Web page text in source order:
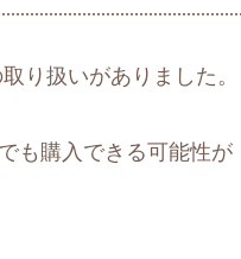
り扱いがありました。
も購入できる可能性が